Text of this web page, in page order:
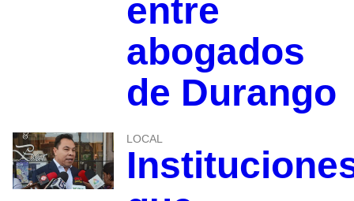
entre
abogados
de Durango
LOCAL